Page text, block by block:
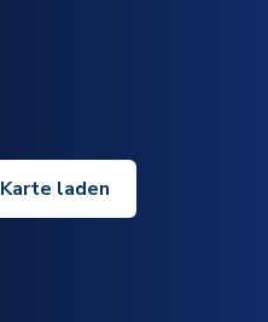
Karte laden